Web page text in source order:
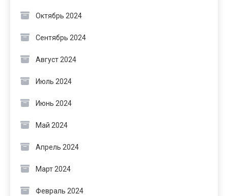
Октябрь 2024
Сентябрь 2024
Август 2024
Июль 2024
Июнь 2024
Май 2024
Апрель 2024
Март 2024
Февраль 2024